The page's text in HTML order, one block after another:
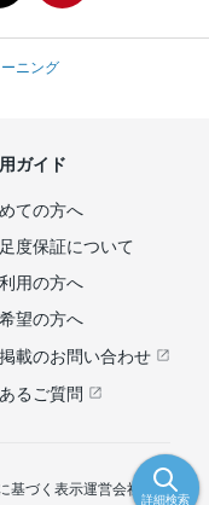
ニング
詳細検索
ガイド
ての方へ
度保証について
用の方へ
望の方へ
載のお問い合わせ
るご質問
基づく表示運営会社